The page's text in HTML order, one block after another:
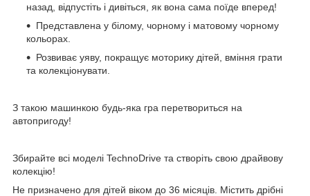
назад, відпустіть і дивіться, як вона сама поїде вперед!
Представлена у білому, чорному і матовому чорному
кольорах.
Розвиває уяву, покращує моторику дітей, вміння грати
та колекціонувати.
З такою машинкою будь-яка гра перетвориться на
автопригоду!
Збирайте всі моделі TechnoDrive та створіть свою драйвову
колекцію!
Не призначено для дітей віком до 36 місяців. Містить дрібні